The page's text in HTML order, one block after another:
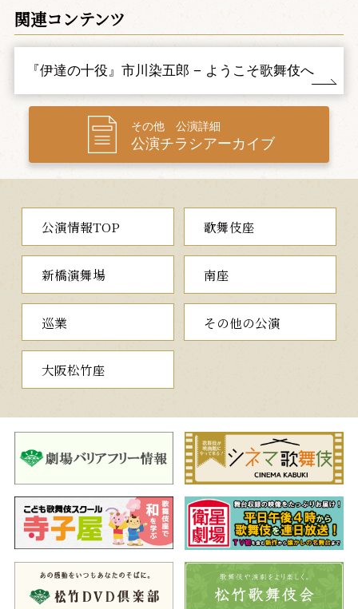
の若手たちによる清新な競演をお楽しみください。
二、釣女（つりおんな）
太郎冠者は主人の大名某と二人で、西宮の戎神社に、妻を得た
いと願掛けの参詣にやって来ました。二人が祈願するところ、夢
のお告げがあり、釣針が与えられます。早速、大名が釣竿をさげ
ると、世にも美しい上﨟が釣り上げられ、これを見た太郎冠者
は、自分も美しい妻を娶りたいと釣竿をさげます。やがて手応え
を感じた太郎冠者が釣竿をあげると、醜女がかかり…。
狂言の『釣針』をもとにしたこの作品は、わかりやすくユーモラ
スな内容ですが、演者には松羽目物としての品格も求められる舞
踊です。
慕う醜女の愛らしさが可笑しみとともに表現されます。大名と美
女、太郎冠者と醜女という対比も面白く、誰もが楽しめる微笑ま
しい舞踊です。本興行では初役で勤める演者たちの顔合わせも注
目の一幕をご覧ください。
三、邯鄲枕物語（かんたんまくらものがたり）
江戸の池の端の待合茶屋に引越して来たのは、艪屋の清吉と女
房おちょう。金に困る夫婦のもとへ米屋の勘助が引越先まで催促
しに来るので、家主の六右衛門がこれを追い払う。実は、清吉夫
婦は義理ある主人の難儀を救おうと、紛失した御家の一軸を突き
止めたが、請け出す金子がなく苦心していた。これを聞いた六右
衛門は、美しい女房を使って大名から金を巻き上げる策略を伝授
するので、清吉夫婦はこれを承諾する。
そこへ侍の横島伴蔵がやって来るので、おちょうを使って間男
騒動を起こす清吉。慌てる伴蔵は自分の荷物と店の物入を取り違
えて逃げていく。やり損なった清吉は、侍の荷を枕にして一眠り
することにする。 やがて目を覚ますと、そこは大坂の鶴の池に
関連コンテンツ
『伊達の十役』市川染五郎 − ようこそ歌舞伎へ
その他 公演詳細
公演チラシアーカイブ
公演情報TOP 歌舞伎座
新橋演舞場 南座
巡業 その他の公演
大阪松竹座